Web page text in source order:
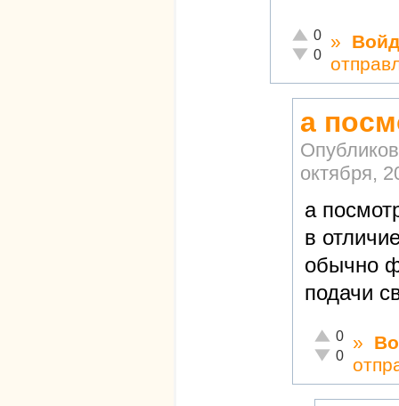
Отлично!
0
Неадекватно!
0
»
а
октября,
а
в
обычно
подачи
Отлично!
0
Неадекватно!
0
»